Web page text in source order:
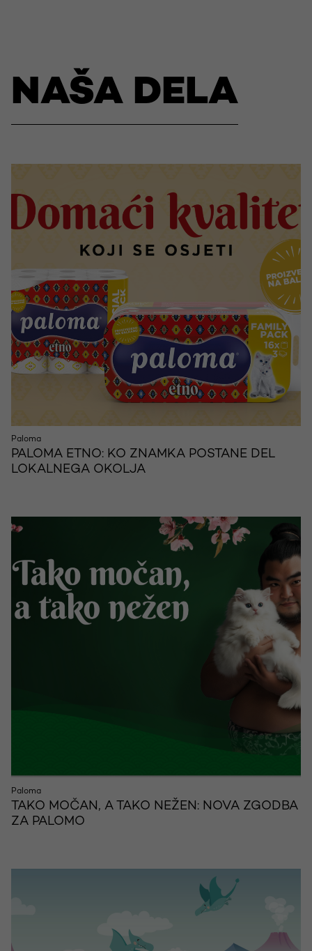
NAŠA DELA
Paloma
PALOMA ETNO: KO ZNAMKA POSTANE DEL
LOKALNEGA OKOLJA
Paloma
TAKO MOČAN, A TAKO NEŽEN: NOVA ZGODBA
ZA PALOMO